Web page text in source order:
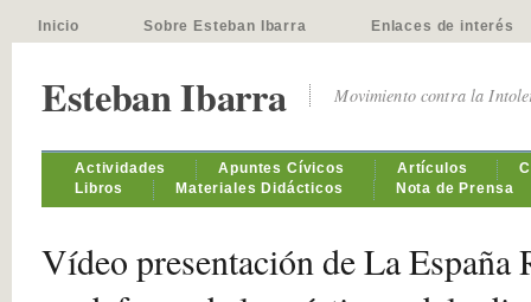
Inicio Sobre Esteban Ibarra Enlaces de interés
Esteban Ibarra Movimiento contra la
Actividades Apuntes Cívicos Artículos
Libros
Materiales Didácticos Nota de Prensa
Vídeo presentación de La España